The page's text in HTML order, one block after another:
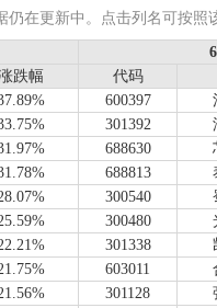
亿 204.3亿
亿 153.7亿
亿 187.4亿
亿 182.3亿
亿 71.67亿
亿 145.6亿
亿 162.6亿
亿 111.0亿
亿 96.59亿
亿 66.54亿
亿 117.7亿
仍在更新中。点击列名可按照
跌幅 代码
跌幅
代码
600397
301392
688630
688813
300540
300480
301338
603011
301128